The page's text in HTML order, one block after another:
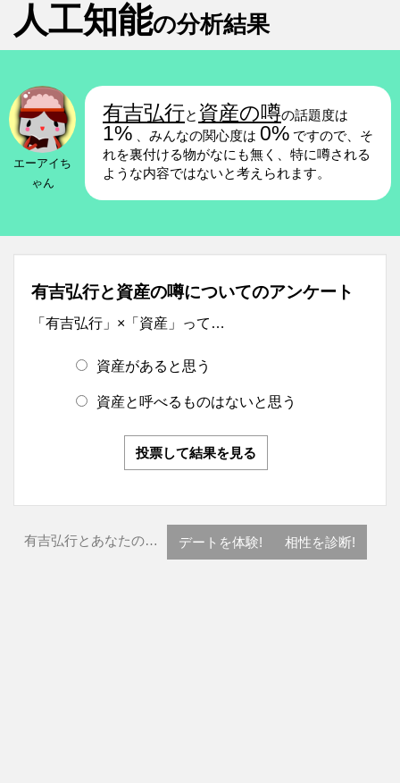
人工知能の分析結果
エーアイち
ゃん
有吉弘行と 資産の噂の話題度は
1% 、みんなの関心度は 0% ですので、そ
れを裏付ける物がなにも無く、特に噂される
ような内容ではないと考えられます。
有吉弘行と資産の噂についてのアンケート
「有吉弘行」×「資産」って…
資産があると思う
資産と呼べるものはないと思う
投票して結果を見る
有吉弘行とあなたの… デートを体験! 相性を診断!